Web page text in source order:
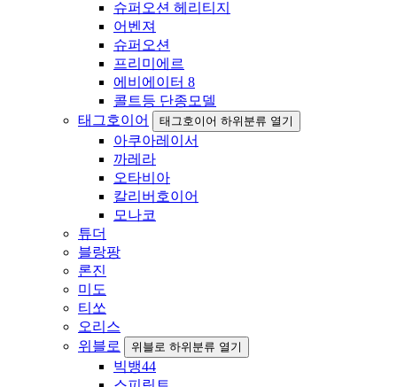
슈퍼오션 헤리티지
어벤져
슈퍼오션
프리미에르
에비에이터 8
콜트등 단종모델
태그호이어
태그호이어 하위분류 열기
아쿠아레이서
까레라
오타비아
칼리버호이어
모나코
튜더
블랑팡
론진
미도
티쏘
오리스
위블로
위블로 하위분류 열기
빅뱅44